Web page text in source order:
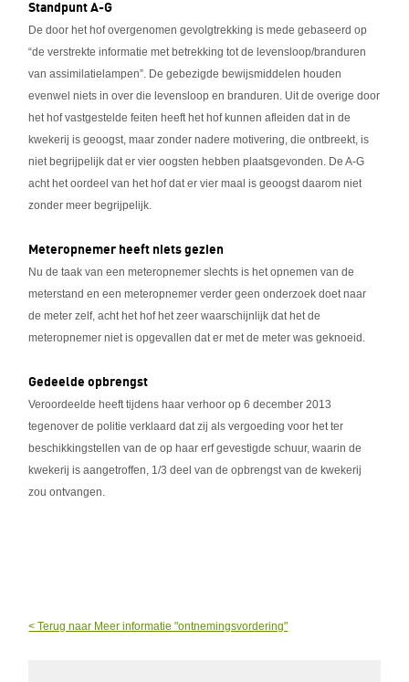
Standpunt A-G
De door het hof overgenomen gevolgtrekking is mede gebaseerd op
“de verstrekte informatie met betrekking tot de levensloop/branduren
van assimilatielampen”. De gebezigde bewijsmiddelen houden
evenwel niets in over die levensloop en branduren. Uit de overige door
het hof vastgestelde feiten heeft het hof kunnen afleiden dat in de
kwekerij is geoogst, maar zonder nadere motivering, die ontbreekt, is
niet begrijpelijk dat er vier oogsten hebben plaatsgevonden. De A-G
acht het oordeel van het hof dat er vier maal is geoogst daarom niet
zonder meer begrijpelijk.
Meteropnemer heeft niets gezien
Nu de taak van een meteropnemer slechts is het opnemen van de
meterstand en een meteropnemer verder geen onderzoek doet naar
de meter zelf, acht het hof het zeer waarschijnlijk dat het de
meteropnemer niet is opgevallen dat er met de meter was geknoeid.
Gedeelde opbrengst
Veroordeelde heeft tijdens haar verhoor op 6 december 2013
tegenover de politie verklaard dat zij als vergoeding voor het ter
beschikkingstellen van de op haar erf gevestigde schuur, waarin de
kwekerij is aangetroffen, 1/3 deel van de opbrengst van de kwekerij
zou ontvangen.
< Terug naar Meer informatie "ontnemingsvordering"